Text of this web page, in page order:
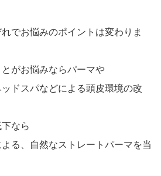
でお悩みのポイントは変わりま
がお悩みならパーマや
ドスパなどによる頭皮環境の改
なら
る、自然なストレートパーマを当